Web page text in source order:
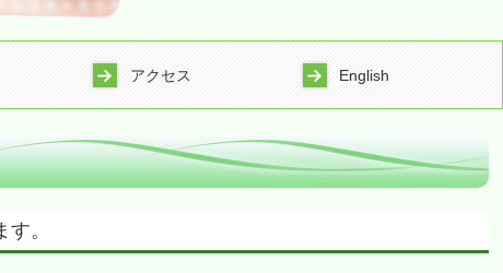
アクセス English
。